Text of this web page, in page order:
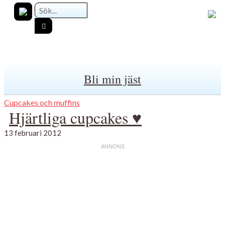
Bli min jäst
Cupcakes och muffins
Hjärtliga cupcakes ♥
13 februari 2012